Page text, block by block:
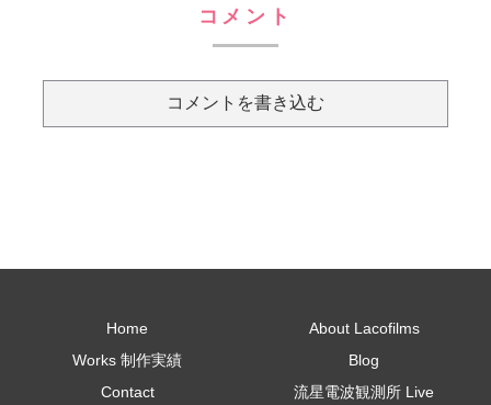
コメント
コメントを書き込む
Home
About Lacofilms
Works 制作実績
Blog
Contact
流星電波観測所 Live